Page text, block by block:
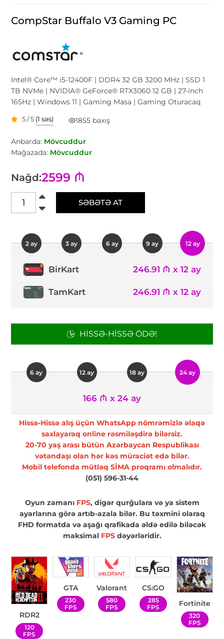
CompStar Buffalo V3 Gaming PC
Intel® Core™ i5-12400F | DDR4 32 GB 3200 MHz | SSD 1
TB NVMe | NVIDIA® GeForce® RTX3060 12 GB | 27-inch
165Hz | Windows 11 | Gaming Masa | Gaming Oturacaq
5 / 5 (1 səs) 1855 baxış
Anbarda: Mövcuddur
Mağazada: Mövcuddur
Nağd:2599 ₼
SƏBƏTƏ AT
2 ay 3 ay 6 ay 9 ay 12 ay
BirKart 246.91 ₼ x 12 ay
TamKart 246.91 ₼ x 12 ay
HISSƏ-HISSƏ ÖDƏ!
6 ay 12 ay 18 ay 24 ay
166 ₼ x 24 ay
Hissə-Hissə alış üçün WhatsApp nömrəmizlə əlaqə
saxlayaraq online rəsmiləşdirə bilərsiz.
20-70 yaş arası bütün Azərbaycan Respublikası
vətəndaşı olan hər kəs müraciət edə bilər.
Mobil telefonda mütləq SİMA proqramı olmalıdır.
(051) 596-31-44
Oyun zamanı FPS, digər qurğulara və ya sistem
ayarlarına görə artıb-azala bilər. Bu təxmini olaraq
FHD formatda və aşağı qrafikada əldə edilə biləcək
maksimal FPSdəyərləridir.
RDR2
120
FPS
GTA
230
FPS
Valorant
580
FPS
CS:GO
285
FPS
Fortinite
320
FPS